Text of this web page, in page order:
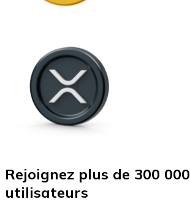
Rejoignez plus de 300 000
utilisateurs